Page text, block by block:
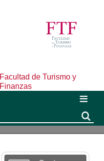
Facultad de Turismo y
Finanzas